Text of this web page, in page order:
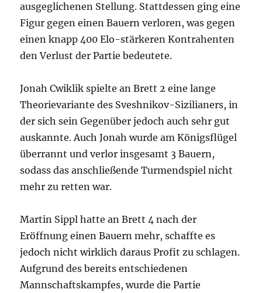
ausgeglichenen Stellung. Stattdessen ging eine
Figur gegen einen Bauern verloren, was gegen
einen knapp 400 Elo-stärkeren Kontrahenten
den Verlust der Partie bedeutete.
Jonah Cwiklik spielte an Brett 2 eine lange
Theorievariante des Sveshnikov-Sizilianers, in
der sich sein Gegenüber jedoch auch sehr gut
auskannte. Auch Jonah wurde am Königsflügel
überrannt und verlor insgesamt 3 Bauern,
sodass das anschließende Turmendspiel nicht
mehr zu retten war.
Martin Sippl hatte an Brett 4 nach der
Eröffnung einen Bauern mehr, schaffte es
jedoch nicht wirklich daraus Profit zu schlagen.
Aufgrund des bereits entschiedenen
Mannschaftskampfes, wurde die Partie